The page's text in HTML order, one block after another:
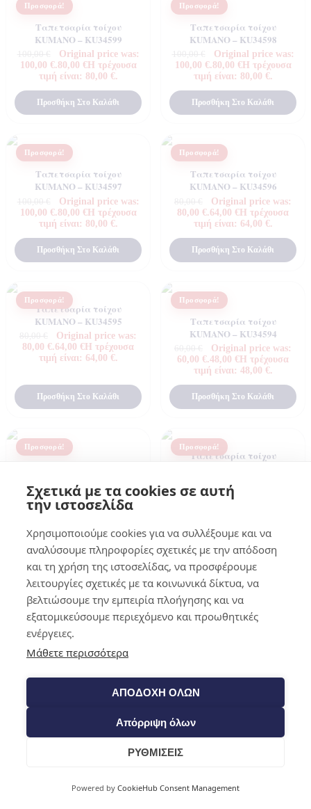
Σχετικά με τα cookies σε αυτή
την ιστοσελίδα
Χρησιμοποιούμε cookies για να συλλέξουμε και να
αναλύσουμε πληροφορίες σχετικές με την απόδοση
και τη χρήση της ιστοσελίδας, να προσφέρουμε
λειτουργίες σχετικές με τα κοινωνικά δίκτυα, να
βελτιώσουμε την εμπειρία πλοήγησης και να
εξατομικεύσουμε περιεχόμενο και προωθητικές
ενέργειες.
Μάθετε περισσότερα
ΑΠΟΔΟΧΗ ΟΛΩΝ
Απόρριψη όλων
ΡΥΘΜΙΣΕΙΣ
Powered by CookieHub Consent Management
Προσφορά!
Ταπετσαρία τοίχου
KUMANO – KU34599
Original price was:
100,00 €.80,00 €Η τρέχουσα
τιμή είναι: 80,00 €.
Προσθήκη Στο Καλάθι
Προσφορά!
Ταπετσαρία τοίχου
KUMANO – KU34598
Original price was:
100,00 €.80,00 €Η τρέχουσα
τιμή είναι: 80,00 €.
Προσθήκη Στο Καλάθι
Προσφορά!
Ταπετσαρία τοίχου
KUMANO – KU34597
Original price was:
100,00 €.80,00 €Η τρέχουσα
τιμή είναι: 80,00 €.
Προσθήκη Στο Καλάθι
Προσφορά!
Ταπετσαρία τοίχου
KUMANO – KU34596
Original price was:
80,00 €.64,00 €Η τρέχουσα
τιμή είναι: 64,00 €.
Προσθήκη Στο Καλάθι
Προσφορά!
Ταπετσαρία τοίχου
KUMANO – KU34595
Original price was:
80,00 €.64,00 € Η τρέχουσα
τιμή είναι: 64,00 €.
Προσθήκη Στο Καλάθι
Προσφορά!
Ταπετσαρία τοίχου
KUMANO – KU34594
Original price was:
60,00 €.48,00 € Η τρέχουσα
τιμή είναι: 48,00 €.
Προσθήκη Στο Καλάθι
Προσφορά!
70,00€
Original price was:
70,00 €. 56,00€Η τρέχουσα
Προσθήκη Στο Καλάθι
Προσφορά!
Ταπετσαρία τοίχου
Original price was:
70,00 €.56,00
Προσθήκη Στο Καλάθι
Ταπετσαρία τοίχου
KUMANO – KU34536
70,00€
Original price was:
70,00 €.56,00€Η τρέχουσα
Προσθήκη Στο Καλάθι
Ταπετσαρία τοίχου
KUMANO – KU34535
Προσθήκη Στο Καλάθι
Original price was:
80,00€
Original price was: